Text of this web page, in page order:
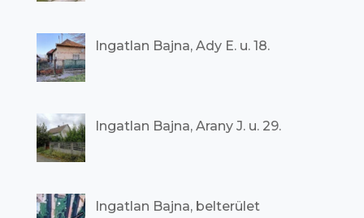
Ingatlan Bajna, Ady E. u. 18.
Ingatlan Bajna, Arany J. u. 29.
Ingatlan Bajna, belterület